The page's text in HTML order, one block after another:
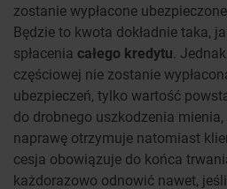
zostanie wypłacone
Będzie to kwota dokładnie taka,
spłacenia całego kredytu.
częściowej nie zostanie
ubezpieczeń, tylko wartość
do drobnego uszkodzenia
naprawę otrzymuje natomiast
cesja obowiązuje do końca
każdorazowo odnowić nawet,